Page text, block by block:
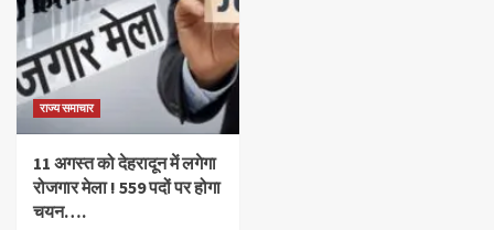
राज्य समाचार
11 अगस्त को देहरादून में लगेगा
रोजगार मेला ! 559 पदों पर होगा
चयन….